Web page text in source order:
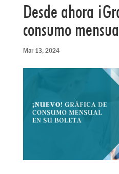
Desde ahora
consumo
Mar 13, 2024